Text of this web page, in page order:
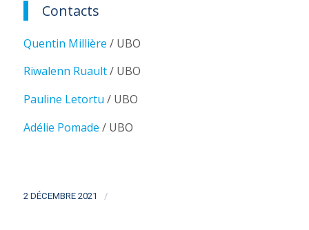
Contacts
Quentin Millière / UBO
Riwalenn Ruault/ UBO
Pauline Letortu / UBO
Adélie Pomade / UBO
2 DÉCEMBRE 2021 /